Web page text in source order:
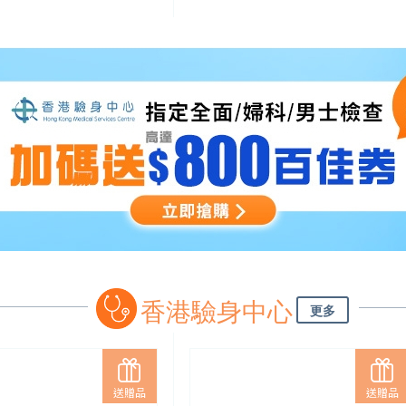
香港驗身中心 更多
送贈品 送贈品